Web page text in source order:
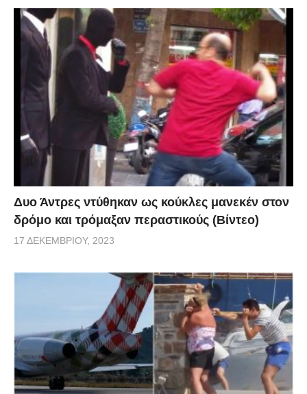
Δυο Άντρες ντύθηκαν ως κούκλες μανεκέν στον
δρόμο και τρόμαξαν περαστικούς (Βίντεο)
17 ΔΕΚΕΜΒΡΊΟΥ, 2023